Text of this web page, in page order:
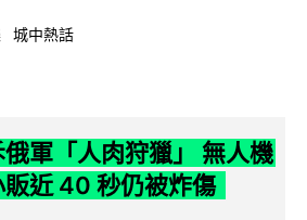
城中熱話
軍「人肉狩獵」 無人機
近 40 秒仍被炸傷